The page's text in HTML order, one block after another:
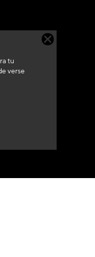
tu
verse
en Francia